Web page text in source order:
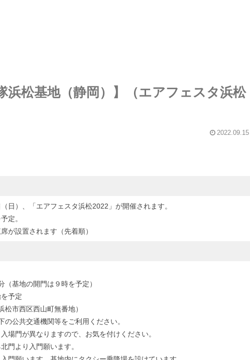
松基地（静岡）】（エアフェスタ浜松
2022.09.15
日）、「エアフェスタ浜松2022」が開催されます。
定。
が設置されます（先着順）
基地の開門は９時を予定）
予定
市西区西山町無番地）
公共交通機関等をご利用ください。
場門が異なりますので、お気を付けください。
門より入門願います。